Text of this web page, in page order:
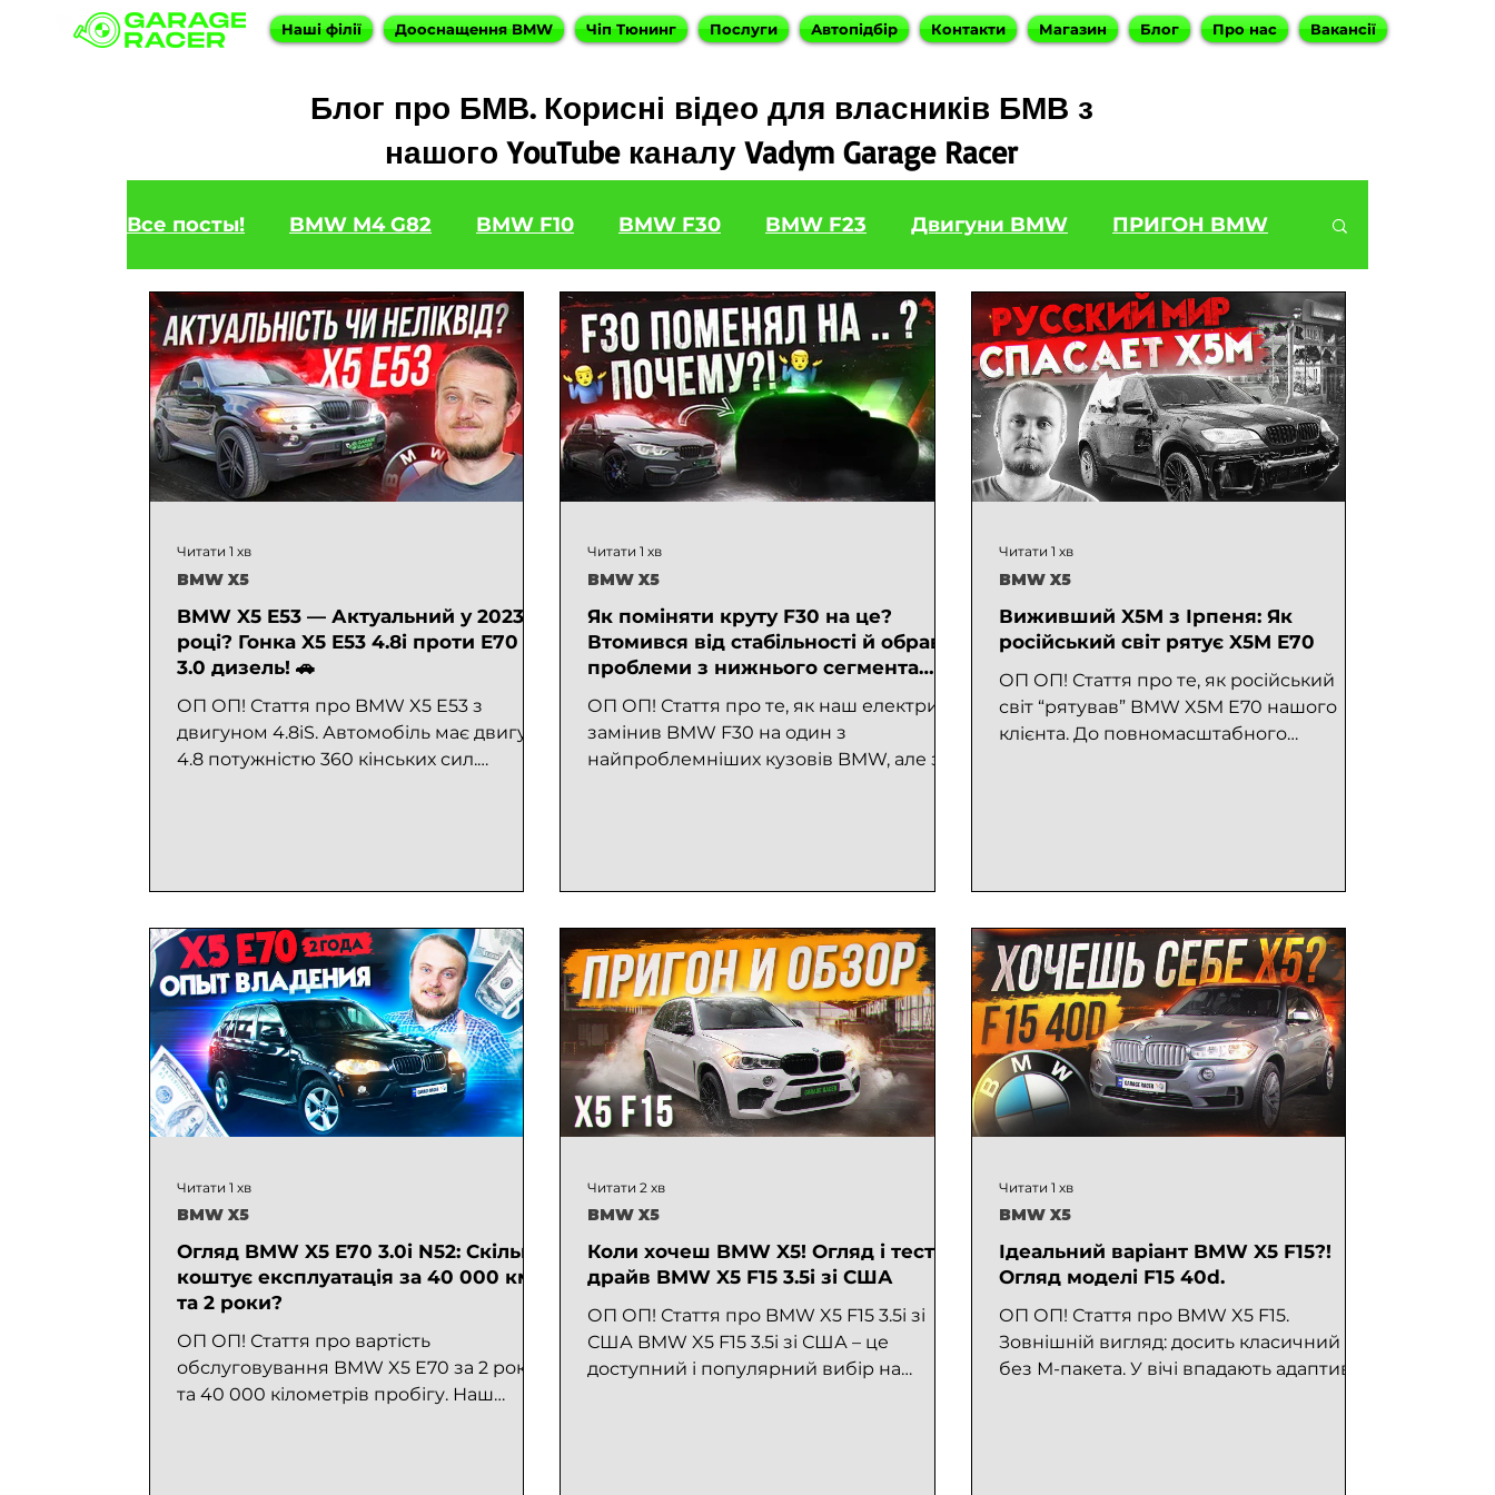
Наші філії Дооснащення BMW Чіп Тюнинг Послуги Автопідбір Контакти Магазин Блог Про нас Вакансії
Блог про БМВ. Корисні відео для власників БМВ з
нашого YouTube каналу Vadym Garage Racer
Все посты! BMW M4 G82 BMW F10 BMW F30 BMW F23 Двигуни BMW ПРИГОН BMW
BMW F31 320d BMW F11 525d BMW F22 M240 BMW G30 540 BMW X5 BMW E92 335
BOOTMOD3 BMW X5 E70 BMW X3 Наші філіали BMW X6 BMW 5 Series BMW 6 Series
BMW G20 BMW 7 Series
BMW X5 E53 — Актуальний у 2023
році? Гонка X5 E53 4.8i проти E70
3.0 дизель! 🚗
ОП ОП! Стаття про BMW X5 E53 з
двигуном 4.8iS. Автомобіль має двигун
4.8 потужністю 360 кінських сил.
системою Android. Перегони BMW X5
дизельний E70 виривався на 2-3
корпуси від E53. Авто круте та
брутальне, має хорошу динаміку та
крутий вигляд, більш детально дивіться
на YouTube –
https://youtu.be/zav8c9Kyyy0?
si=TpsODSA
BMW X5
Читати 1 хв
Як поміняти круту F30 на це?
Втомився від стабільності й обрав
проблеми з нижнього сегмента
ОП ОП! Стаття про те, як наш електрик
замінив BMW F30 на один з
найпроблемніших кузовів BMW, але з
BMW X5
Читати 1 хв
Виживший X5M з Ірпеня: Як
російський світ рятує X5M E70
ОП ОП! Стаття про те, як російський
світ “рятував” BMW X5M E70 нашого
клієнта. До повномасштабного
BMW X5
Читати 1 хв
Огляд BMW X5 E70 3.0i N52: Скільки
коштує експлуатація за 40 000 км
та 2 роки?
ОП ОП! Стаття про вартість
обслуговування BMW X5 E70 за 2 роки
та 40 000 кілометрів пробігу. Наш
BMW X5
Читати 1 хв
Коли хочеш BMW X5! Огляд і тест-
драйв BMW X5 F15 3.5i зі США
ОП ОП! Стаття про BMW X5 F15 3.5i зі
США BMW X5 F15 3.5i зі США – це
доступний і популярний вибір на
BMW X5
Читати 2 хв
Ідеальний варіант BMW X5 F15?!
Огляд моделі F15 40d.
ОП ОП! Стаття про BMW X5 F15.
Зовнішній вигляд: досить класичний
без М-пакета. У вічі впадають адаптивні
BMW X5
Читати 1 хв